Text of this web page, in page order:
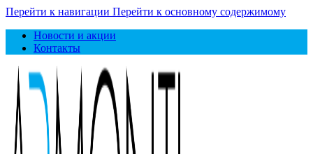
Перейти к навигации Перейти к основному содержимому
Новости и акции
Контакты